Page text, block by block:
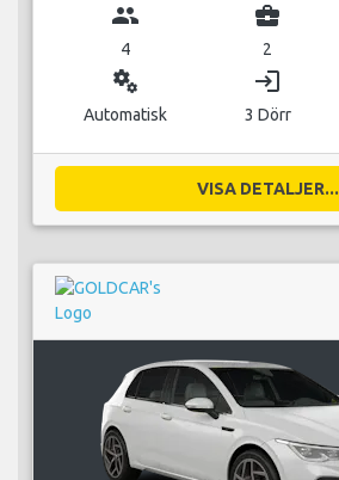
group
4
business_center
2
miscellaneous_services
Automatisk
login
3 Dörr
VISA DETALJER...